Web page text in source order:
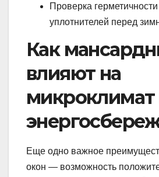
Проверка
уплотнителей перед
Как
влияют на
микроклимат
Еще одно важное
окон — возможность